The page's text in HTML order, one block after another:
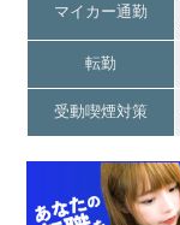
マイカー通勤
転勤
受動喫煙対策